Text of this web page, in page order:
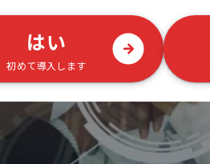
はい
初めて導入します